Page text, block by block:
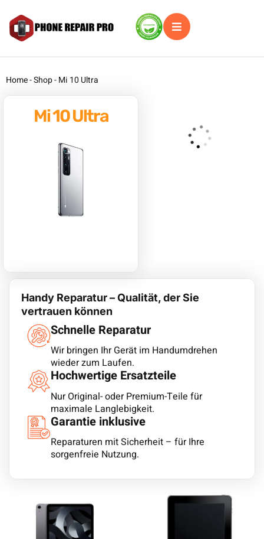
Home-Shop-Mi 10 Ultra
Handy Reparatur – Qualität, der Sie
vertrauen können
Schnelle Reparatur
Wir bringen Ihr Gerät im Handumdrehen
wieder zum Laufen.
Hochwertige Ersatzteile
Nur Original- oder Premium-Teile für
maximale Langlebigkeit.
Garantie inklusive
Reparaturen mit Sicherheit – für Ihre
sorgenfreie Nutzung.
Mi 10 Ultra